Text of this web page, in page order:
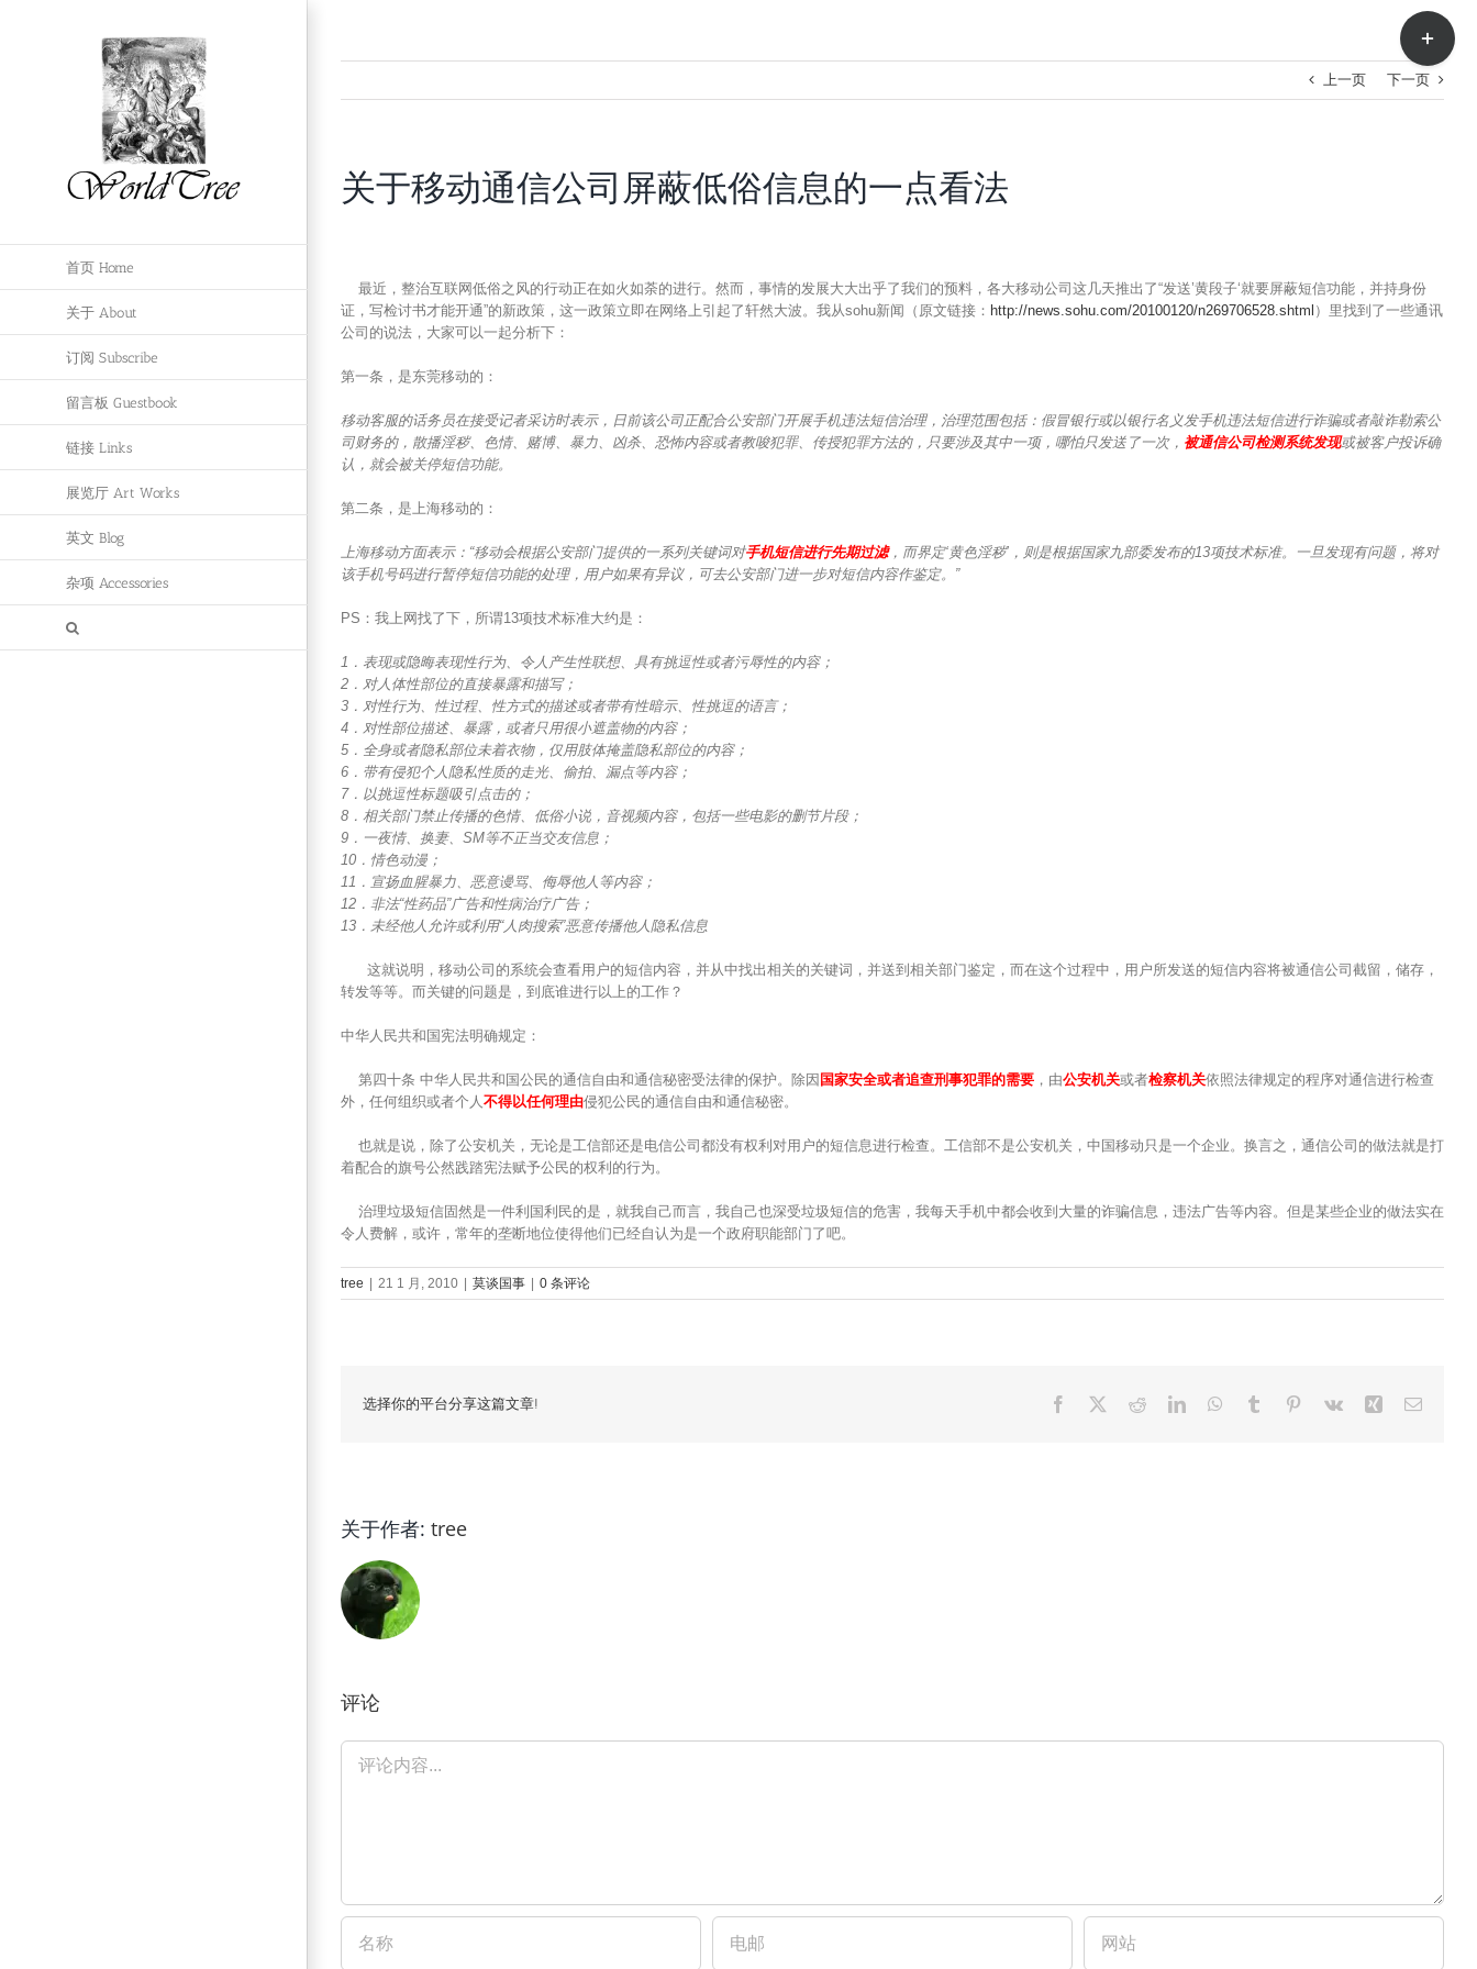
首页 Home
关于 About
订阅 Subscribe
留言板 Guestbook
链接 Links
展览厅 Art Works
英文 Blog
杂项 Accessories
上一页 下一页
关于移动通信公司屏蔽低俗信息的一点看法
最近，整治互联网低俗之风的行动正在如火如荼的进行。然而，事情的发展大大出乎了我们的预料，各大移动公司这几天推出了“发送’黄段子‘就要屏蔽短信功能，并持身份
证，写检讨书才能开通”的新政策，这一政策立即在网络上引起了轩然大波。我从sohu新闻（原文链接： http://news.sohu.com/20100120/n269706528.shtml ）里找到了一些通讯
公司的说法，大家可以一起分析下：
第一条，是东莞移动的：
移动客服的话务员在接受记者采访时表示，日前该公司正配合公安部门开展手机违法短信治理，治理范围包括：假冒银行或以银行名义发手机违法短信进行诈骗或者敲诈勒索公
司财务的，散播淫秽、色情、赌博、暴力、凶杀、恐怖内容或者教唆犯罪、传授犯罪方法的，只要涉及其中一项，哪怕只发送了一次， 被通信公司检测系统发现或被客户投诉确
认，就会被关停短信功能。
第二条，是上海移动的：
上海移动方面表示：“移动会根据公安部门提供的一系列关键词对手机短信进行先期过滤，而界定‘黄色淫秽’，则是根据国家九部委发布的13项技术标准。一旦发现有问题，将对
该手机号码进行暂停短信功能的处理，用户如果有异议，可去公安部门进一步对短信内容作鉴定。”
PS：我上网找了下，所谓13项技术标准大约是：
1．表现或隐晦表现性行为、令人产生性联想、具有挑逗性或者污辱性的内容；
2．对人体性部位的直接暴露和描写；
3．对性行为、性过程、性方式的描述或者带有性暗示、性挑逗的语言；
4．对性部位描述、暴露，或者只用很小遮盖物的内容；
5．全身或者隐私部位未着衣物，仅用肢体掩盖隐私部位的内容；
6．带有侵犯个人隐私性质的走光、偷拍、漏点等内容；
7．以挑逗性标题吸引点击的；
8．相关部门禁止传播的色情、低俗小说，音视频内容，包括一些电影的删节片段；
9．一夜情、换妻、SM等不正当交友信息；
10．情色动漫；
11．宣扬血腥暴力、恶意谩骂、侮辱他人等内容；
12．非法“性药品”广告和性病治疗广告；
13．未经他人允许或利用“人肉搜索”恶意传播他人隐私信息
这就说明，移动公司的系统会查看用户的短信内容，并从中找出相关的关键词，并送到相关部门鉴定，而在这个过程中，用户所发送的短信内容将被通信公司截留，储存，
转发等等。而关键的问题是，到底谁进行以上的工作？
中华人民共和国宪法明确规定：
第四十条 中华人民共和国公民的通信自由和通信秘密受法律的保护。除因 国家安全或者追查刑事犯罪的需要 ，由公安机关或者检察机关依照法律规定的程序对通信进行检查
外，任何组织或者个人不得以任何理由侵犯公民的通信自由和通信秘密。
也就是说，除了公安机关，无论是工信部还是电信公司都没有权利对用户的短信息进行检查。工信部不是公安机关，中国移动只是一个企业。换言之，通信公司的做法就是打
着配合的旗号公然践踏宪法赋予公民的权利的行为。
治理垃圾短信固然是一件利国利民的是，就我自己而言，我自己也深受垃圾短信的危害，我每天手机中都会收到大量的诈骗信息，违法广告等内容。但是某些企业的做法实在
令人费解，或许，常年的垄断地位使得他们已经自认为是一个政府职能部门了吧。
tree 21 1 月, 2010 莫谈国事 0 条评论
选择你的平台分享这篇文章! Facebook RedditLinkedInWhatsApp
Tumblr Pinterest
Vk Xing 电
关于作者: tree
评论
评
Toggle
Sliding
Bar
Area